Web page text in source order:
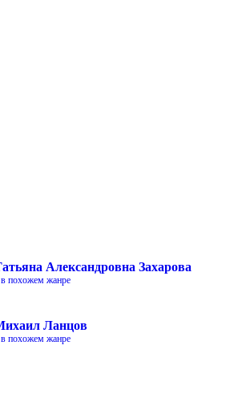
Александровна Захарова
похожем жанре
Ланцов
похожем жанре